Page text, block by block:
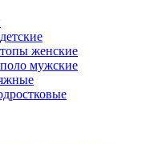
женские
мужские